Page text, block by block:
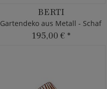
BERTI
Gartendeko aus Metall - Schaf
195,00 € *